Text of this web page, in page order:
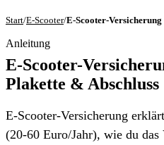
Start/E-Scooter/E-Scooter-
Anleitung
E-Scooter-
Plakette & Abschluss
E-Scooter-Versicherung
(20-60 Euro/Jahr), wie du das